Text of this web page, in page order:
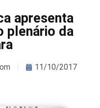
apresenta
plenário da
11/10/2017